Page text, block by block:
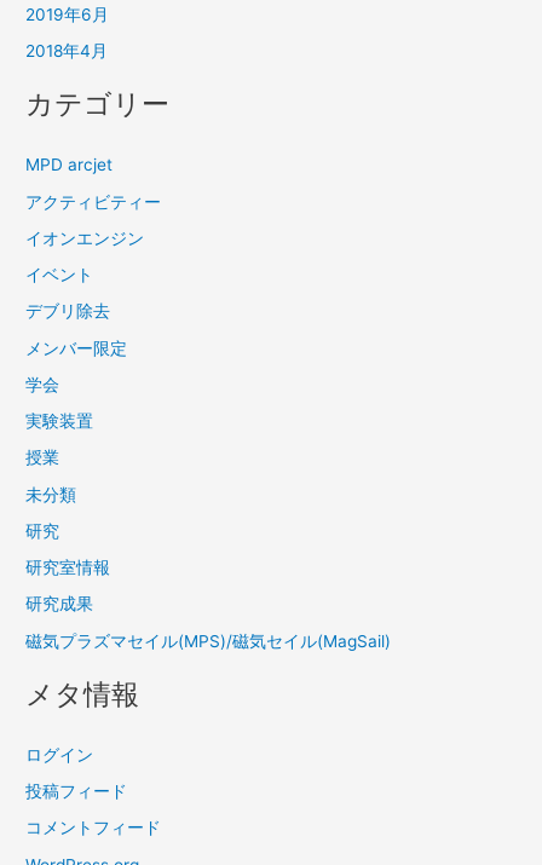
2019年6月
2018年4月
カテゴリー
MPD arcjet
アクティビティー
イオンエンジン
イベント
デブリ除去
メンバー限定
学会
実験装置
授業
未分類
研究
研究室情報
研究成果
磁気プラズマセイル(MPS)/磁気セイル(MagSail)
メタ情報
ログイン
投稿フィード
コメントフィード